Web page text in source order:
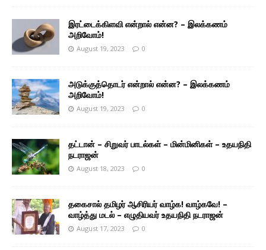
இரட்டைக்கிளவி என்றால் என்ன? – இலக்கணம்
அறிவோம்!
August 19, 2023 0
அடுக்குத்தொடர் என்றால் என்ன? – இலக்கணம்
அறிவோம்!
August 19, 2023 0
தட்டான் – சிறுவர் பாடல்கள் – மின்மினிகள் – உதயநிதி
நடராஜன்
August 18, 2023 0
தகைசால் தமிழர் ஆசிரியர் வாழ்க! வாழ்கவே! –
வாழ்த்து மடல் – எழுதியவர் உதயநிதி நடராஜன்
August 17, 2023 0